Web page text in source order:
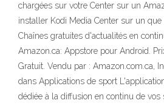
chargées sur votre Center sur un
installer Kodi Media Center sur un
Chaînes gratuites d'actualités en
Amazon.ca: Appstore pour Android.
Gratuit. Vendu par : Amazon.com.ca,
dans Applications de sport
dédiée à la diffusion en continu de vos